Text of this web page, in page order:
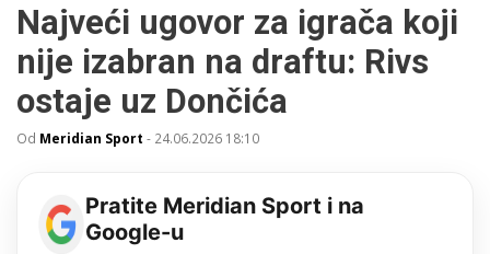
Najveći ugovor za igrača koji
nije izabran na draftu: Rivs
ostaje uz Dončića
Od Meridian Sport - 24.06.2026 18:10
Pratite Meridian Sport i na
Google-u